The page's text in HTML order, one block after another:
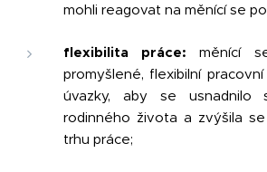
mohli reagovat na měnící se
flexibilita práce: měnící
promyšlené, flexibilní
úvazky, aby se usnadnilo
rodinného života a zvýšila
trhu práce;